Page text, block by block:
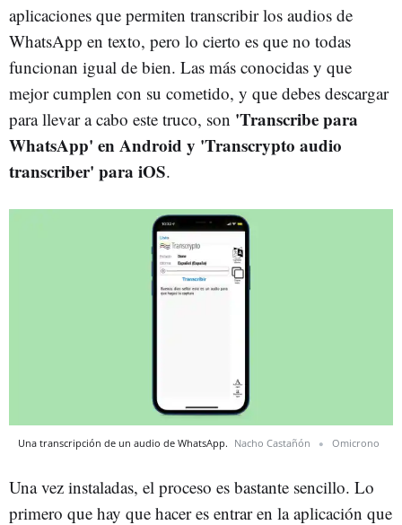
aplicaciones que permiten transcribir los audios de
WhatsApp en texto, pero lo cierto es que no todas
funcionan igual de bien. Las más conocidas y que
mejor cumplen con su cometido, y que debes descargar
para llevar a cabo este truco, son 'Transcribe para
WhatsApp' en Android y 'Transcrypto audio
transcriber' para iOS.
Una transcripción de un audio de WhatsApp. Nacho Castañón Omicrono
Una vez instaladas, el proceso es bastante sencillo. Lo
primero que hay que hacer es entrar en la aplicación que